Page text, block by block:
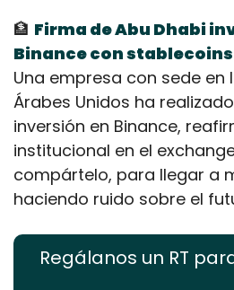
🏦 Firma de Abu Dhabi
Binance con stablecoins
Una empresa con sede en
Árabes Unidos ha
inversión en Binance,
institucional en el
compártelo, para llegar a
haciendo ruido sobre el
Regálanos un RT